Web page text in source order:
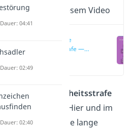
Inhalte in diesem Video
Lebenslange
Freiheitsstrafe —
lebenslange Freiheitsstrafe
ein Leben lang? Hier und im
erklären wir dir, wie lange
04:41
02:49
02:40